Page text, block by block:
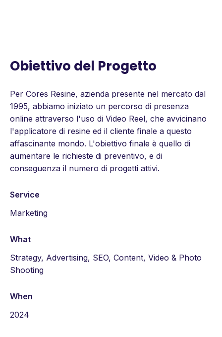
Obiettivo del Progetto
Per Cores Resine, azienda presente nel mercato dal
1995, abbiamo iniziato un percorso di presenza
online attraverso l'uso di Video Reel, che avvicinano
l'applicatore di resine ed il cliente finale a questo
affascinante mondo. L'obiettivo finale è quello di
aumentare le richieste di preventivo, e di
conseguenza il numero di progetti attivi.
Service
Marketing
What
Strategy, Advertising, SEO, Content, Video & Photo
Shooting
When
2024